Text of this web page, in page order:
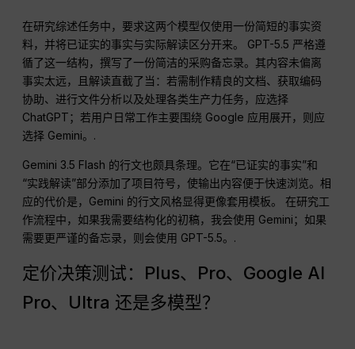
在研究综述任务中，要求这两个模型仅使用一份简短的事实资
料，并将已证实的事实与实际解读区分开来。 GPT-5.5 严格遵
循了这一结构，撰写了一份简洁的采购备忘录。其内容未偏离
事实太远，且解读直截了当：若需制作精良的文档、获取编码
协助、进行文件分析以及处理各类生产力任务，应选择
ChatGPT；若用户日常工作主要围绕 Google 应用展开，则应
选择 Gemini。.
Gemini 3.5 Flash 的行文也颇具条理。它在“已证实的事实”和
“实践解读”部分添加了项目符号，使输出内容便于快速浏览。相
应的代价是，Gemini 的行文风格显得更像套用模板。 在研究工
作流程中，如果我需要结构化的初稿，我会使用 Gemini；如果
需要更严谨的备忘录，则会使用 GPT-5.5。.
定价决策测试：Plus、Pro、Google AI
Pro、Ultra 还是多模型？